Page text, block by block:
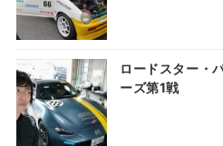
ロードスター・
ーズ第1戦